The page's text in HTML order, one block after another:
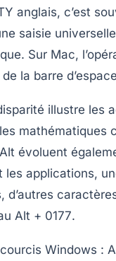
anglais, c’est
saisie
Sur Mac,
la barre
illustre les
mathématiques
évoluent
les applications,
d’autres
Alt + 0177.
Windows :